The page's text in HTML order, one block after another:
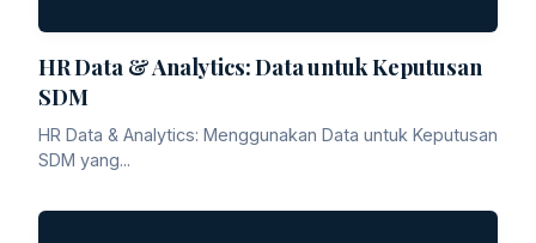
HR Data & Analytics: Data untuk Keputusan
SDM
HR Data & Analytics: Menggunakan Data untuk Keputusan
SDM yang...